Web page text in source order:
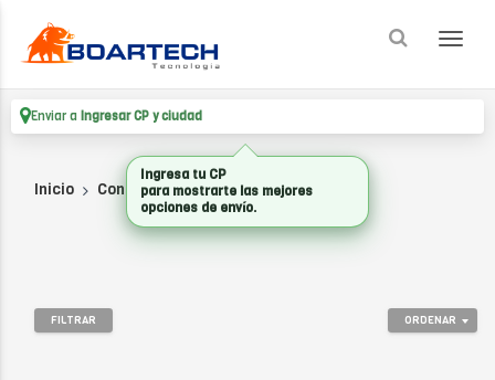
Enviar a Ingresar CP y ciudad
Inicio Consumibles TINTAS
ORDENAR
FILTRAR
Ingresa tu CP
para mostrarte las mejores
opciones de envío.